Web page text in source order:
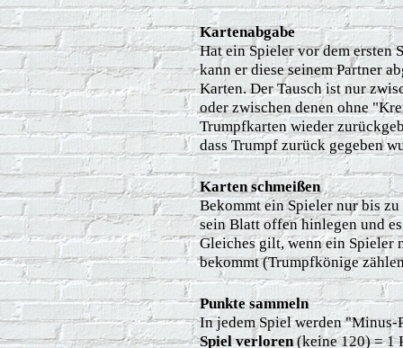
Kartenabgabe
Hat ein Spieler vor dem ersten
kann er diese seinem Partner
Karten. Der Tausch ist nur
oder zwischen denen ohne
Trumpfkarten wieder
dass Trumpf zurück gegeben
Karten schmeißen
Bekommt ein Spieler nur bis
sein Blatt offen hinlegen und
Gleiches gilt, wenn ein Spieler
bekommt (Trumpfkönige
Punkte sammeln
In jedem Spiel werden "Minus-
Spiel verloren(keine 120) = 1